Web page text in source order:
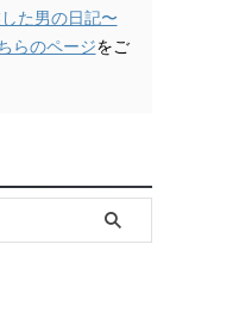
た男の日記〜
らのページをご